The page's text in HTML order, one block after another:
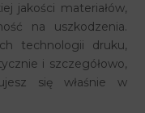
jakości materiałów,
na uszkodzenia.
technologii druku,
i szczegółowo,
się właśnie w